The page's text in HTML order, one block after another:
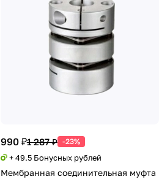
990 ₽1 287 ₽ -23%
+ 49.5 Бонусных рублей
Мембранная соединительная муфта